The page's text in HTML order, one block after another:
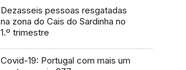
Dezasseis pessoas resgatadas
na zona do Cais do Sardinha no
1.º trimestre
Covid-19: Portugal com mais um